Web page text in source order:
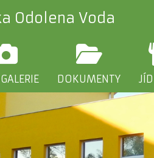
Odolena Voda
DOKUMENTY